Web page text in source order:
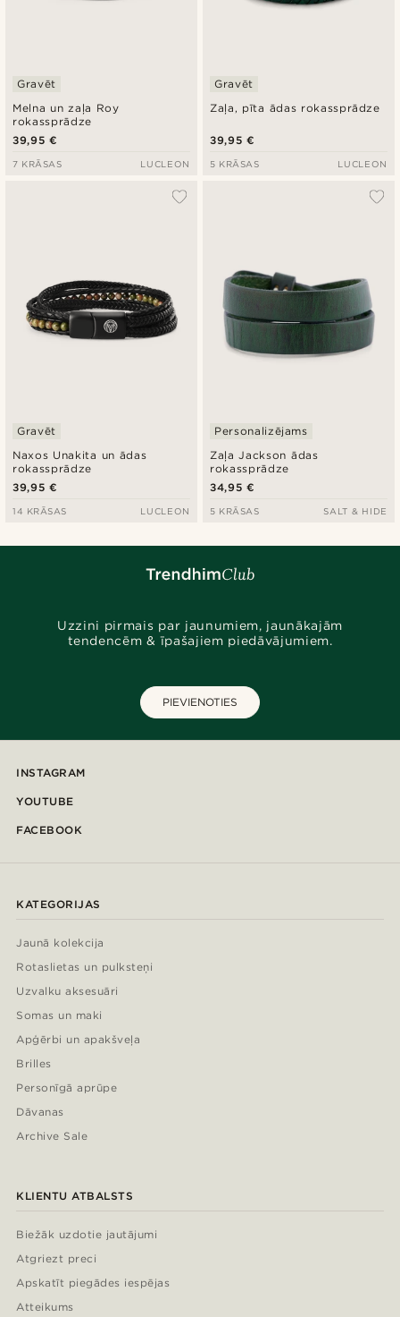
Melna un zaļa Roy
rokassprādze
Gravēt
39,95 €
7 KRĀSAS LUCLEON
Zaļa, pīta ādas rokassprādze
Gravēt
39,95 €
5 KRĀSAS LUCLEON
Naxos Unakita un ādas
rokassprādze
Gravēt
39,95 €
14 KRĀSAS LUCLEON
Zaļa Jackson ādas
rokassprādze
Personalizējams
34,95 €
5 KRĀSAS SALT & HIDE
Uzzini pirmais par jaunumiem, jaunākajām
tendencēm & īpašajiem piedāvājumiem.
PIEVIENOTIES
INSTAGRAM
YOUTUBE
FACEBOOK
KATEGORIJAS
Jaunā kolekcija
Rotaslietas un pulksteņi
Uzvalku aksesuāri
Somas un maki
Apģērbi un apakšveļa
Brilles
Personīgā aprūpe
Dāvanas
Archive Sale
KLIENTU ATBALSTS
Biežāk uzdotie jautājumi
Atgriezt preci
Apskatīt piegādes iespējas
Atteikums